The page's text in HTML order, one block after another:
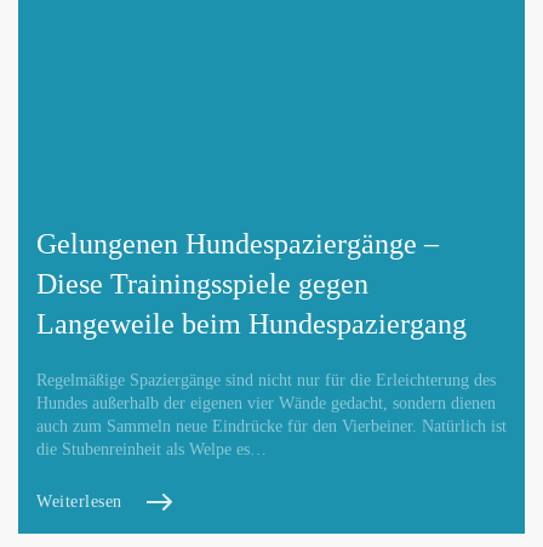
Gelungenen Hundespaziergänge –
Diese Trainingsspiele gegen
Langeweile beim Hundespaziergang
Regelmäßige Spaziergänge sind nicht nur für die Erleichterung des
Hundes außerhalb der eigenen vier Wände gedacht, sondern dienen
auch zum Sammeln neue Eindrücke für den Vierbeiner. Natürlich ist
die Stubenreinheit als Welpe es…
Weiterlesen